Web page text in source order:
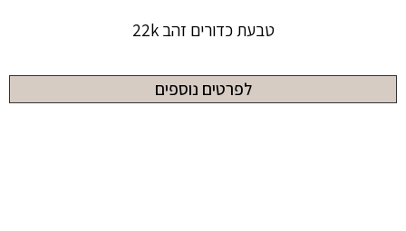
טבעת כדורים זהב 22k
לפרטים נוספים